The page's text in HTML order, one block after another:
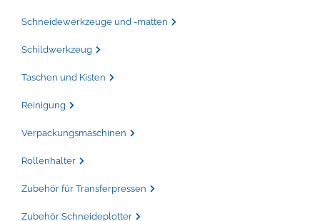
Schneidewerkzeuge und -matten
Schildwerkzeug
Taschen und Kisten
Reinigung
Verpackungsmaschinen
Rollenhalter
Zubehör für Transferpressen
Zubehör Schneideplotter